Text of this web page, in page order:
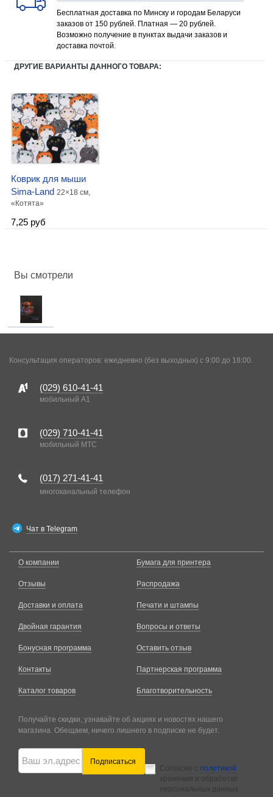
Бесплатная доставка по Минску и городам Беларуси
заказов от 150 рублей. Платная — 20 рублей.
Возможно получение в пунктах выдачи заказов и
доставка почтой.
ДРУГИЕ ВАРИАНТЫ ДАННОГО ТОВАРА:
Коврик для мыши
Sima-Land 22×18 см,
«Котята»
7,25 руб
Вы смотрели
Консультация операторов: ежедневно (без выходных) с 9:00 до 18:00.
(029) 610-41-41
мобильный A1
(029) 710-41-41
мобильный MTC
(017) 271-41-41
многоканальный телефон
Чат в Telegram
О компании
Отзывы
Доставки и оплата
Двойная гарантия
Бонусная программа
Контакты
Каталог товаров
Бумага для принтера
Распродажа
Печати и штампы
Вопросы и ответы
Оставить отзыв
Партнерская программа
Благотворительность
Получайте скидки, узнавайте об акциях и новостях нашего
магазина. Обещаем, ничего лишнего в подписке не будет.
Подписаться
Согласие с политикой
хранения и обработки
персональных данных